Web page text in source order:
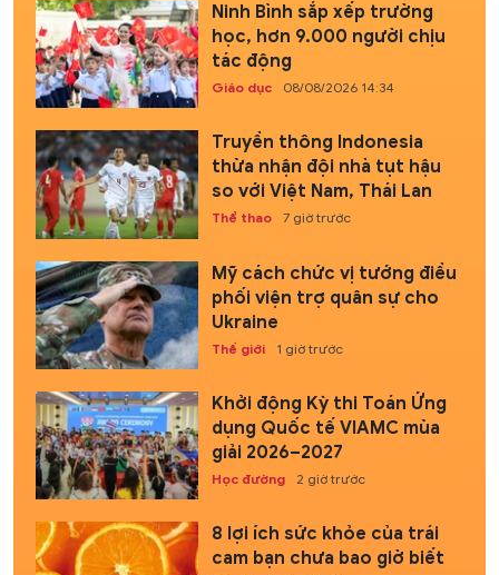
Ninh Bình sắp xếp trường
học, hơn 9.000 người chịu
tác động
Giáo dục 08/08/2026 14:34
Truyền thông Indonesia
thừa nhận đội nhà tụt hậu
so với Việt Nam, Thái Lan
Thể thao 7 giờ trước
Mỹ cách chức vị tướng điều
phối viện trợ quân sự cho
Ukraine
Thế giới 1 giờ trước
Khởi động Kỳ thi Toán Ứng
dụng Quốc tế VIAMC mùa
giải 2026–2027
Học đường 2 giờ trước
8 lợi ích sức khỏe của trái
cam bạn chưa bao giờ biết